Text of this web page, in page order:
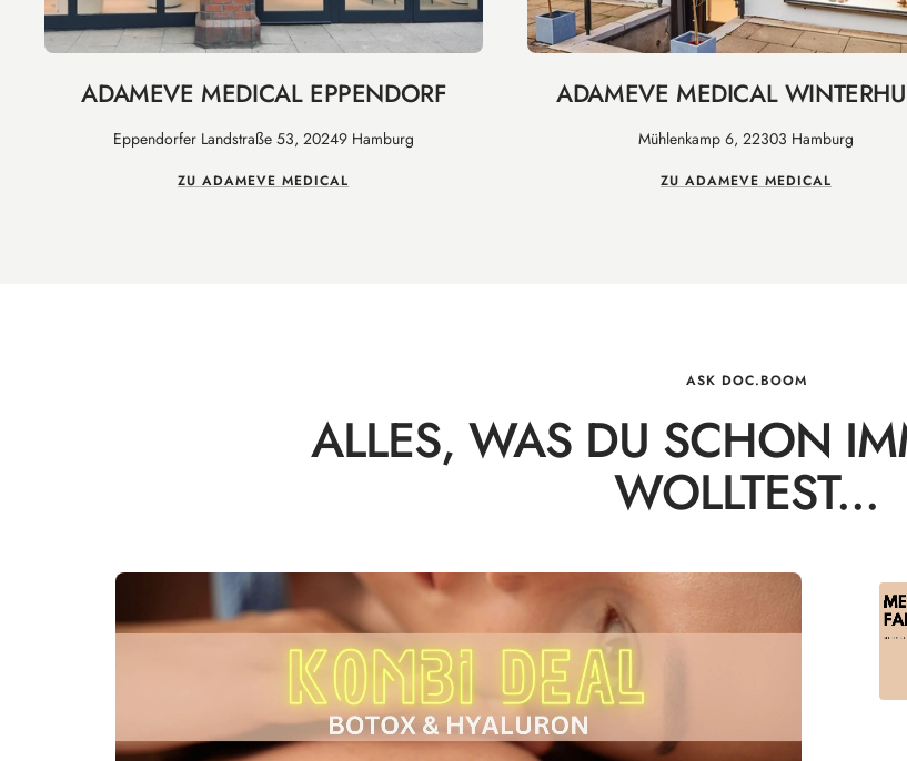
ADAMEVE MEDICAL EPPENDORF
Eppendorfer Landstraße 53, 20249 Hamburg
ZU ADAMEVE MEDICAL
ADAMEVE MEDICAL
Mühlenkamp 6, 22303 Hamburg
ZU ADAMEVE MEDICAL
ASK DOC.BOOM
ALLES, WAS DU SCHON
WOLLTEST...